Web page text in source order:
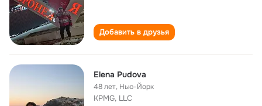
Добавить в друзья
Elena Pudova
48 лет, Нью-Йорк
KPMG, LLC